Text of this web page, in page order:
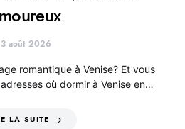
3 août 2026
romantique à Venise? Et vous
où dormir à Venise en…
LA SUITE